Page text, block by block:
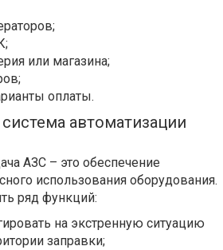
или магазина;
оплаты.
автоматизации
АЗС – это обеспечение
использования оборудования.
ряд функций:
на экстренную ситуацию
заправки;